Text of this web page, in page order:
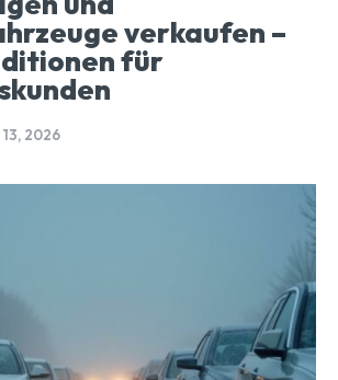
verkaufen –
für
13, 2026